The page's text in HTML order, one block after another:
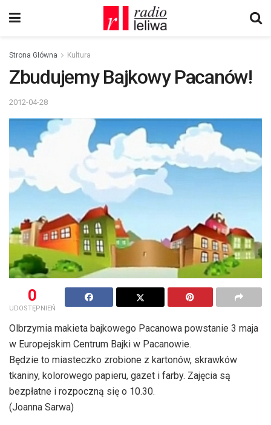
Strona Główna Kultura
Zbudujemy Bajkowy Pacanów!
2012-04-28
0
UDOSTĘPNIEŃ
Olbrzymia makieta bajkowego Pacanowa powstanie 3 maja
w Europejskim Centrum Bajki w Pacanowie.
Będzie to miasteczko zrobione z kartonów, skrawków
tkaniny, kolorowego papieru, gazet i farby. Zajęcia są
bezpłatne i rozpoczną się o 10.30.
(Joanna Sarwa)